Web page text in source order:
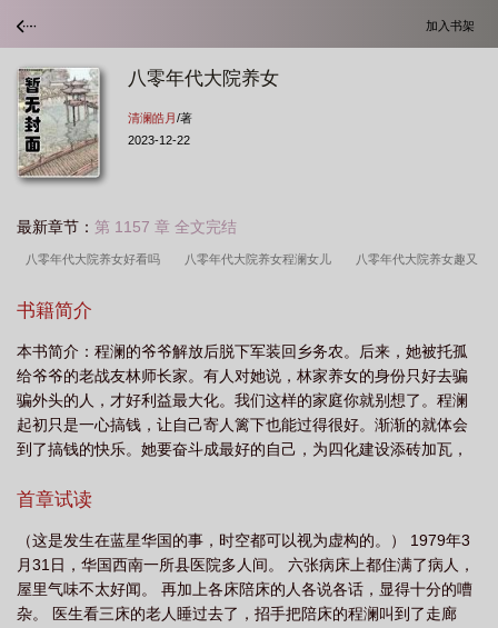
加入书架
八零年代大院养女
清澜皓月/著
2023-12-22
最新章节： 第 1157 章 全文完结
八零年代大院养女好看吗 八零年代大院养女程澜女儿 八零年代大院养女趣又
代养家日常姜廿廿
养女清澜皓月笔趣阁 八零年代大院养女讲解 八零年代大院养女女主第一个女儿
到底活着没 八零年代大院养女清澜皓月格格党 八十年代大院养女 八零年代
种田养家 八零年代大院养女红甘泉 七十年代养家日常 八零年代大院养女大
米移动版 八零年代大院养女旧时光文学 八零年代大院养女清澜皓月大米
澜皓月txt 八零年代大院养女清澜皓月 八零年代养反派 八零年代大院养女
TXT 八零年代大院养女是醋溜 八十年代养崽崽格格党 八零年代大院养女免
费阅读 八零年代大院养女男主是谁 八零年代大院养女格格党 八零年代大院
书籍简介
本书简介：程澜的爷爷解放后脱下军装回乡务农。后来，她被托孤
给爷爷的老战友林师长家。有人对她说，林家养女的身份只好去骗
骗外头的人，才好利益最大化。我们这样的家庭你就别想了。程澜
起初只是一心搞钱，让自己寄人篱下也能过得很好。渐渐的就体会
到了搞钱的快乐。她要奋斗成最好的自己，为四化建设添砖加瓦，
是只靠家世的。八零年代大院养女八零年代大院养女清澜皓月
首章试读
（这是发生在蓝星华国的事，时空都可以视为虚构的。） 1979年3
月31日，华国西南一所县医院多人间。 六张病床上都住满了病人，
屋里气味不太好闻。 再加上各床陪床的人各说各话，显得十分的嘈
杂。 医生看三床的老人睡过去了，招手把陪床的程澜叫到了走廊